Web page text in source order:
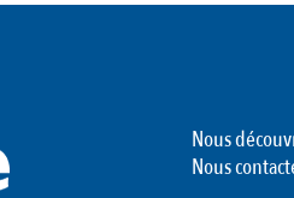
Nous
Nous